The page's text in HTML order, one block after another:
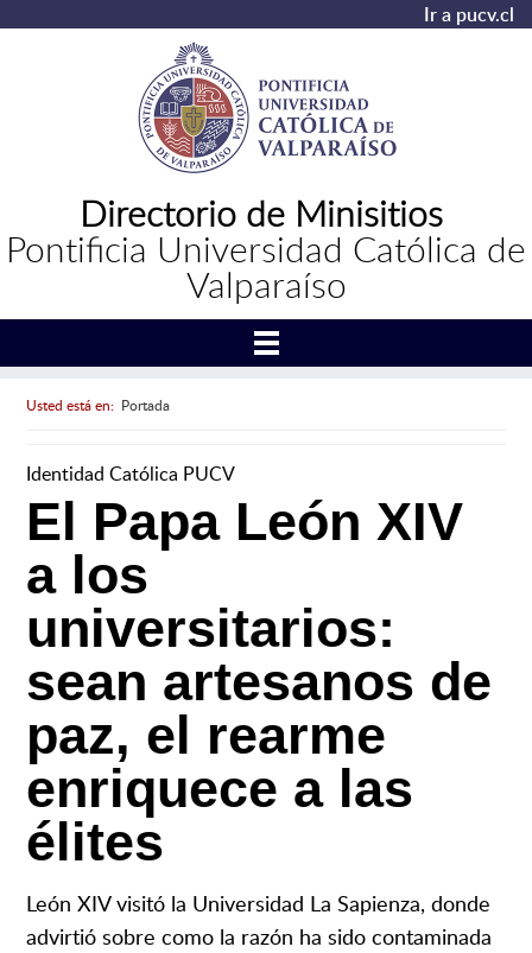
Ir a pucv.cl
Directorio de Minisitios
Pontificia Universidad Católica de
Valparaíso
Usted está en: Portada
Identidad Católica PUCV
El Papa León XIV
a los
universitarios:
sean artesanos de
paz, el rearme
enriquece a las
élites
León XIV visitó la Universidad La Sapienza, donde
advirtió sobre como la razón ha sido contaminada